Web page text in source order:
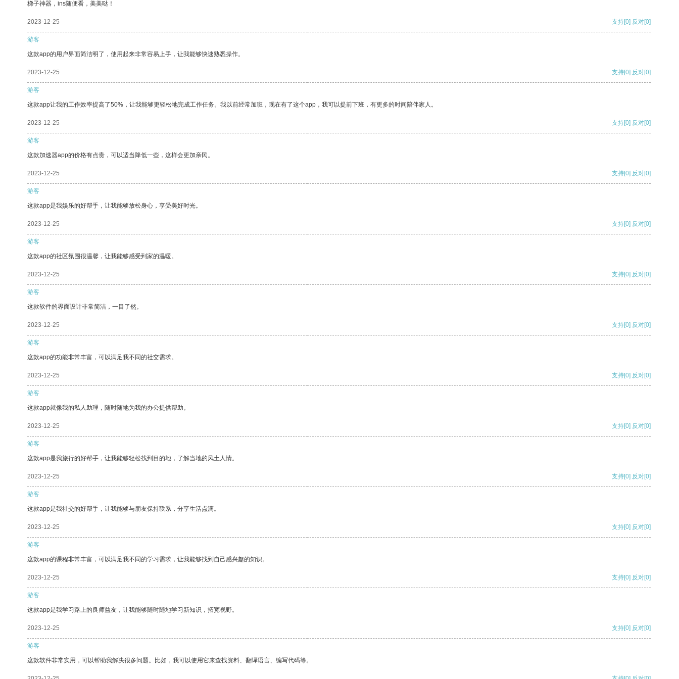
梯子神器，ins随便看，美美哒！
2023-12-25 支持[0] 反对[0]
游客
这款app的用户界面简洁明了，使用起来非常容易上手，让我能够快速熟悉操作。
2023-12-25 支持[0] 反对[0]
游客
这款app让我的工作效率提高了50%，让我能够更轻松地完成工作任务。我以前经常加班，现在有了这个app，我可以提前下班，有更多的时间陪伴家人。
2023-12-25 支持[0] 反对[0]
游客
这款加速器app的价格有点贵，可以适当降低一些，这样会更加亲民。
2023-12-25 支持[0] 反对[0]
游客
这款app是我娱乐的好帮手，让我能够放松身心，享受美好时光。
2023-12-25 支持[0] 反对[0]
游客
这款app的社区氛围很温馨，让我能够感受到家的温暖。
2023-12-25 支持[0] 反对[0]
游客
这款软件的界面设计非常简洁，一目了然。
2023-12-25 支持[0] 反对[0]
游客
这款app的功能非常丰富，可以满足我不同的社交需求。
2023-12-25 支持[0] 反对[0]
游客
这款app就像我的私人助理，随时随地为我的办公提供帮助。
2023-12-25 支持[0] 反对[0]
游客
这款app是我旅行的好帮手，让我能够轻松找到目的地，了解当地的风土人情。
2023-12-25 支持[0] 反对[0]
游客
这款app是我社交的好帮手，让我能够与朋友保持联系，分享生活点滴。
2023-12-25 支持[0] 反对[0]
游客
这款app的课程非常丰富，可以满足我不同的学习需求，让我能够找到自己感兴趣的知识。
2023-12-25 支持[0] 反对[0]
游客
这款app是我学习路上的良师益友，让我能够随时随地学习新知识，拓宽视野。
2023-12-25 支持[0] 反对[0]
游客
这款软件非常实用，可以帮助我解决很多问题。比如，我可以使用它来查找资料、翻译语言、编写代码等。